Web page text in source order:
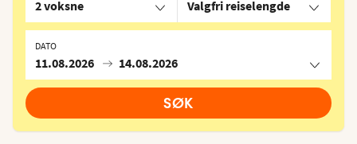
Valgfri reiselengde
DATO
11.08.2026 14.08.2026
2 voksne
SØK